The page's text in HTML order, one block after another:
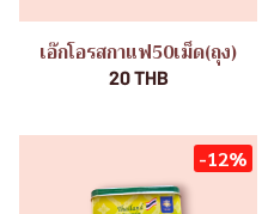
เอ๊กโอรสกาแฟ50เม็ด(ถุง)
20 THB
-12%